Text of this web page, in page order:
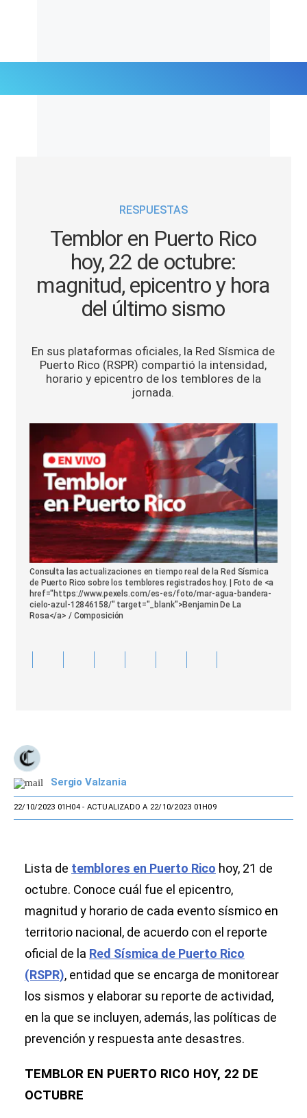
Tendencias Mix
RESPUESTAS
Temblor en Puerto Rico
hoy, 22 de octubre:
magnitud, epicentro y hora
del último sismo
En sus plataformas oficiales, la Red Sísmica de
Puerto Rico (RSPR) compartió la intensidad,
horario y epicentro de los temblores de la
jornada.
Consulta las actualizaciones en tiempo real de la Red Sísmica
de Puerto Rico sobre los temblores registrados hoy. | Foto de <a
href="https://www.pexels.com/es-es/foto/mar-agua-bandera-
cielo-azul-12846158/" target="_blank">Benjamin De La
Rosa</a> / Composición
Sergio Valzania
22/10/2023 01H04- ACTUALIZADO A 22/10/2023 01H09
Lista de temblores en Puerto Rico hoy, 21 de
octubre. Conoce cuál fue el epicentro,
magnitud y horario de cada evento sísmico en
territorio nacional, de acuerdo con el reporte
oficial de la Red Sísmica de Puerto Rico
(RSPR), entidad que se encarga de monitorear
los sismos y elaborar su reporte de actividad,
en la que se incluyen, además, las políticas de
prevención y respuesta ante desastres.
TEMBLOR EN PUERTO RICO HOY, 22 DE
OCTUBRE